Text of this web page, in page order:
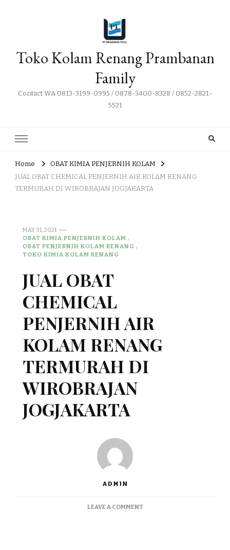
Toko Kolam Renang Prambanan
Family
Contact WA 0813-3199-0995 / 0878-3400-8328 / 0852-2821-
5521
Home
OBAT KIMIA PENJERNIH KOLAM
JUAL OBAT CHEMICAL PENJERNIH AIR KOLAM RENANG
TERMURAH DI WIROBRAJAN JOGJAKARTA
MAY 31, 2021
OBAT KIMIA PENJERNIH KOLAM
OBAT PENJERNIH KOLAM RENANG
TOKO KIMIA KOLAM RENANG
JUAL OBAT
CHEMICAL
PENJERNIH AIR
KOLAM RENANG
TERMURAH DI
WIROBRAJAN
JOGJAKARTA
ADMIN
LEAVE A COMMENTON